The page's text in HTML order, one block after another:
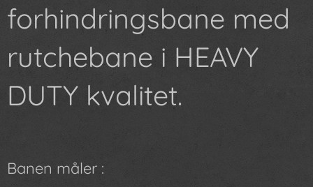
forhindringsbane med
rutchebane i HEAVY
DUTY kvalitet.
Banen måler :